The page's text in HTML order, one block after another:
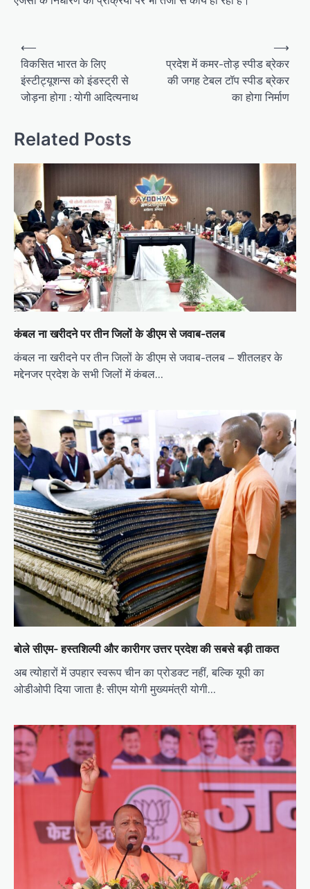
Post
navigation
⟵
विकसित भारत के लिए
इंस्टीट्यूशन्स को इंडस्ट्री से
जोड़ना होगा : योगी आदित्यनाथ
प्रदेश में कमर-तोड़ स्पीड ब्रेकर
की जगह टेबल टॉप स्पीड ब्रेकर
का होगा निर्माण
⟶
Related Posts
कंबल ना खरीदने पर तीन जिलों के डीएम से जवाब-तलब
कंबल ना खरीदने पर तीन जिलों के डीएम से जवाब-तलब – शीतलहर के
मद्देनजर प्रदेश के सभी जिलों में कंबल…
बोले सीएम- हस्तशिल्पी और कारीगर उत्तर प्रदेश की सबसे बड़ी ताकत
अब त्योहारों में उपहार स्वरूप चीन का प्रोडक्ट नहीं, बल्कि यूपी का
ओडीओपी दिया जाता है: सीएम योगी मुख्यमंत्री योगी…